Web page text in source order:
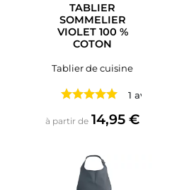
TABLIER
SOMMELIER
VIOLET 100 %
COTON
Tablier de cuisine
1 avis
à partir de Prix
14,95 €